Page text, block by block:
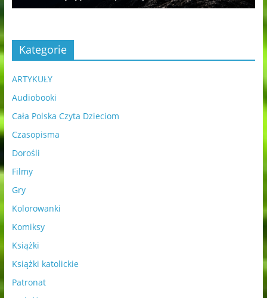
Kategorie
ARTYKUŁY
Audiobooki
Cała Polska Czyta Dzieciom
Czasopisma
Dorośli
Filmy
Gry
Kolorowanki
Komiksy
Książki
Książki katolickie
Patronat